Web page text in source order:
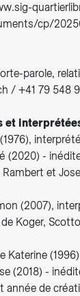
cp/
parole,
/ +41 79 548
et
(2020) -
Rambert et
(2007),
Koger,
Katerine
(2018) -
année de